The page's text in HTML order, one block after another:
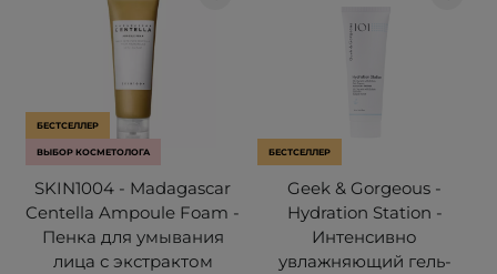
БЕСТСЕЛЛЕР
ВЫБОР КОСМЕТОЛОГА
SKIN1004 - Madagascar
Centella Ampoule Foam -
Пенка для умывания
лица с экстрактом
БЕСТСЕЛЛЕР
Geek & Gorgeous -
Hydration Station -
Интенсивно
увлажняющий гель-